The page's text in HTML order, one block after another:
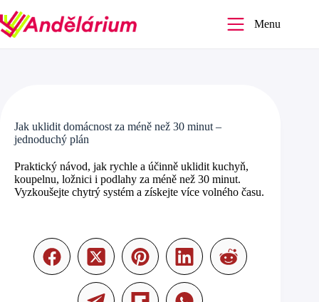
to
content
Menu
Jak uklidit domácnost za méně než 30 minut –
jednoduchý plán
Praktický návod, jak rychle a účinně uklidit kuchyň,
koupelnu, ložnici i podlahy za méně než 30 minut.
Vyzkoušejte chytrý systém a získejte více volného času.